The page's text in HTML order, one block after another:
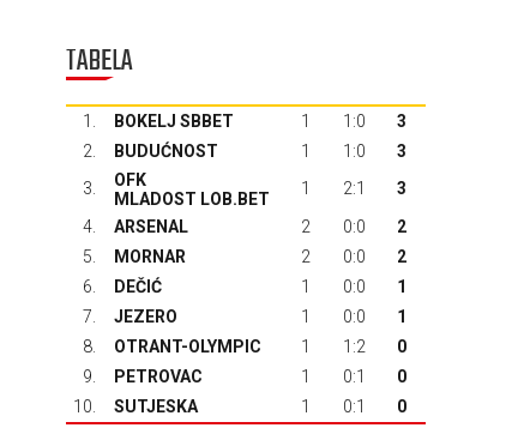
TABELA
1. BOKELJ SBBET 1 1:0
3
2.
BUDUĆNOST 1 1:0
3
3.
OFK
MLADOST LOB.BET
1 2:1
3
4.
ARSENAL 2 0:0
2
5.
MORNAR 2 0:0
2
6.
DEČIĆ 1 0:0
1
7.
JEZERO 1 0:0
1
8.
OTRANT-OLYMPIC 1 1:2
0
9.
PETROVAC 1 0:1
0
10.
SUTJESKA 1 0:1 0